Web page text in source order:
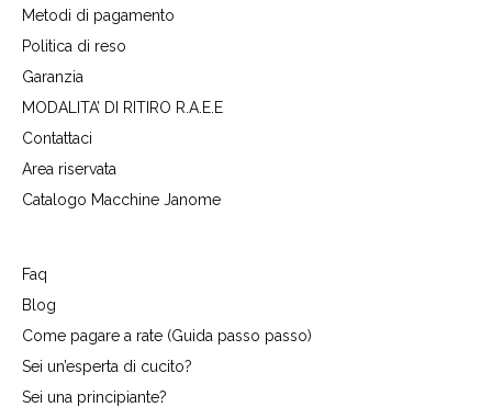
Metodi di pagamento
Politica di reso
Garanzia
MODALITA’ DI RITIRO R.A.E.E
Contattaci
Area riservata
Catalogo Macchine Janome
Faq
Blog
Come pagare a rate (Guida passo passo)
Sei un’esperta di cucito?
Sei una principiante?